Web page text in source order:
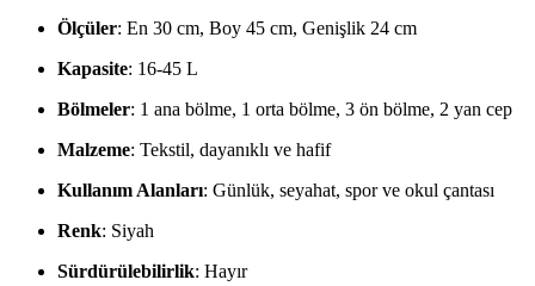
Ölçüler: En 30 cm, Boy 45 cm, Genişlik 24 cm
Kapasite: 16-45 L
Bölmeler: 1 ana bölme, 1 orta bölme, 3 ön bölme, 2 yan cep
Malzeme: Tekstil, dayanıklı ve hafif
Kullanım Alanları: Günlük, seyahat, spor ve okul çantası
Renk: Siyah
Sürdürülebilirlik: Hayır